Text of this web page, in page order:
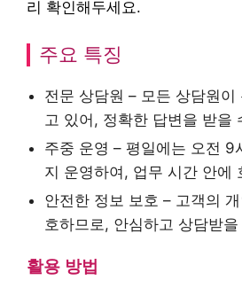
리 확인해두세요.
주요 특징
전문 상담원 – 모든 상담원이
고 있어, 정확한 답변을 받을
주중 운영 – 평일에는 오전 9
지 운영하여, 업무 시간 안에
안전한 정보 보호 – 고객의
호하므로, 안심하고 상담받
활용 방법